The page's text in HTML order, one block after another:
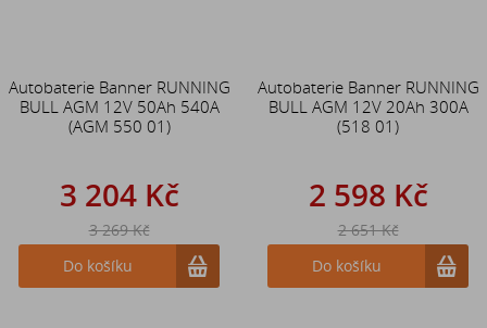
Autobaterie Banner RUNNING
BULL AGM 12V 50Ah 540A
(AGM 550 01)
3 204 Kč
3 269 Kč
Do košíku
Autobaterie Banner RUNNING
BULL AGM 12V 20Ah 300A
(518 01)
2 598 Kč
2 651 Kč
Do košíku